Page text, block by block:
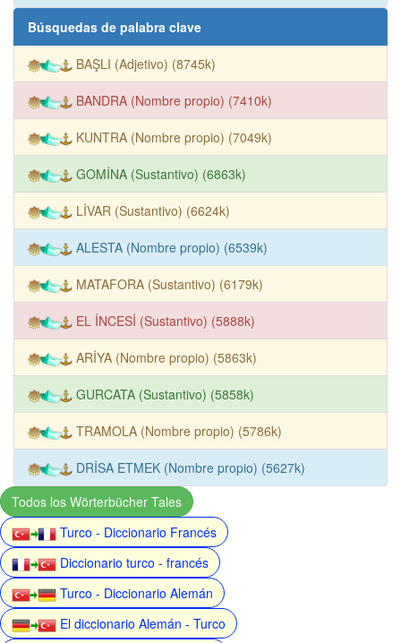
Búsquedas de palabra clave
BAŞLI (Adjetivo) (8745k)
BANDRA (Nombre propio) (7410k)
KUNTRA (Nombre propio) (7049k)
GOMİNA (Sustantivo) (6863k)
LİVAR (Sustantivo) (6624k)
ALESTA (Nombre propio) (6539k)
MATAFORA (Sustantivo) (6179k)
EL İNCESİ (Sustantivo) (5888k)
ARİYA (Nombre propio) (5863k)
GURCATA (Sustantivo) (5858k)
TRAMOLA (Nombre propio) (5786k)
DRİSA ETMEK (Nombre propio) (5627k)
Todos los Wörterbücher Tales
Turco - Diccionario Francés
Diccionario turco - francés
Turco - Diccionario Alemán
El diccionario Alemán - Turco